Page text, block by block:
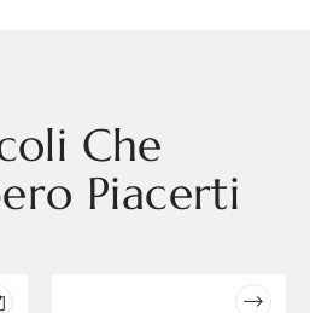
Che
Piacerti